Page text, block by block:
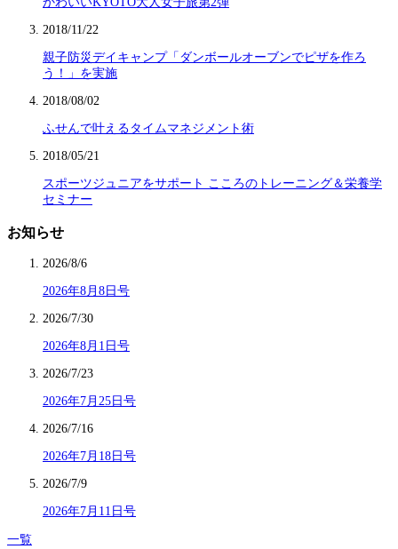
2018/11/22
親子防災デイキャンプ「ダンボールオーブンでピザを作ろ
う！」を実施
2018/08/02
ふせんで叶えるタイムマネジメント術
2018/05/21
スポーツジュニアをサポート こころのトレーニング＆栄養学
セミナー
お知らせ
2026/8/6
2026年8月8日号
2026/7/30
2026年8月1日号
2026/7/23
2026年7月25日号
2026/7/16
2026年7月18日号
2026/7/9
2026年7月11日号
一覧